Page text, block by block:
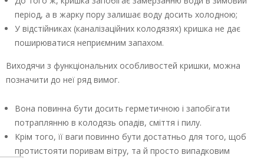
період, а в жарку пору залишає воду досить холодною;
У відстійниках (каналізаційних колодязях) кришка не дає
поширюватися неприємним запахом.
Виходячи з функціональних особливостей кришки, можна
позначити до неї ряд вимог.
Вона повинна бути досить герметичною і запобігати
потраплянню в колодязь опадів, сміття і пилу.
Крім того, її ваги повинно бути достатньо для того, щоб
протистояти поривам вітру, та й просто випадковим